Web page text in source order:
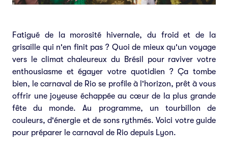
Fatigué de la morosité hivernale, du froid et de la
grisaille qui n'en finit pas ? Quoi de mieux qu'un voyage
vers le climat chaleureux du Brésil pour raviver votre
enthousiasme et égayer votre quotidien ? Ça tombe
bien, le carnaval de Rio se profile à l'horizon, prêt à vous
offrir une joyeuse échappée au cœur de la plus grande
fête du monde. Au programme, un tourbillon de
couleurs, d'énergie et de sons rythmés. Voici votre guide
pour préparer le carnaval de Rio depuis Lyon.